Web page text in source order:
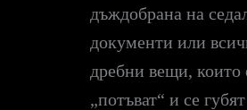
дъждобрана на
документи или
дребни вещи, които
„потъват“ и се